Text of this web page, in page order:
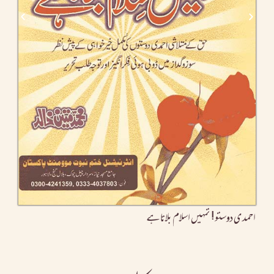
احمدی دوستو! تمہیں اسلام بلاتا ہے